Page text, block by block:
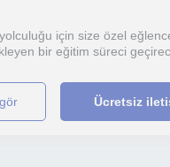
için size özel
bir eğitim süreci
Ücretsiz